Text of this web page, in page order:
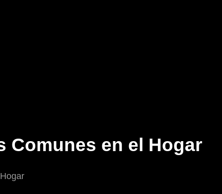
Comunes en el Hogar